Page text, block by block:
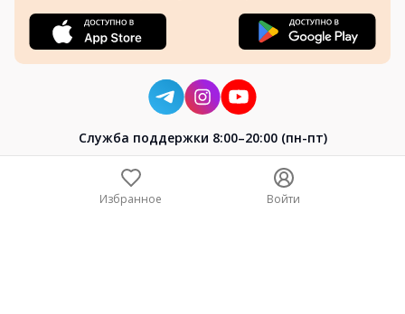
Cлужба поддержки 8:00–20:00 (пн-пт)
Избранное Войти